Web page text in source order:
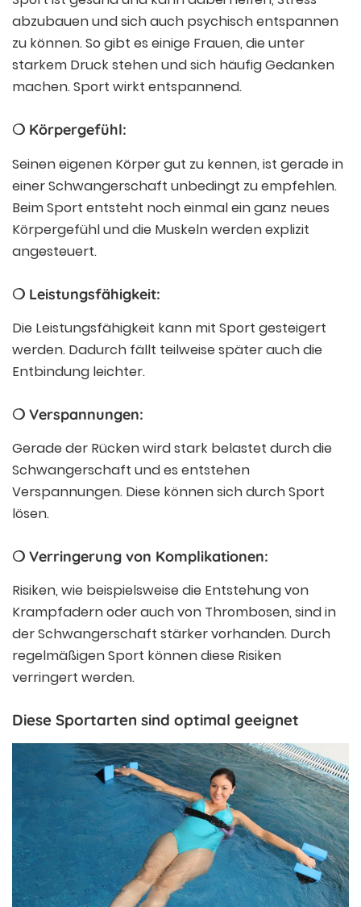
abzubauen und sich auch psychisch entspannen
zu können. So gibt es einige Frauen, die unter
starkem Druck stehen und sich häufig Gedanken
machen. Sport wirkt entspannend.
❍ Körpergefühl:
Seinen eigenen Körper gut zu kennen, ist gerade in
einer Schwangerschaft unbedingt zu empfehlen.
Beim Sport entsteht noch einmal ein ganz neues
Körpergefühl und die Muskeln werden explizit
angesteuert.
❍ Leistungsfähigkeit:
Die Leistungsfähigkeit kann mit Sport gesteigert
werden. Dadurch fällt teilweise später auch die
Entbindung leichter.
❍ Verspannungen:
Gerade der Rücken wird stark belastet durch die
Schwangerschaft und es entstehen
Verspannungen. Diese können sich durch Sport
lösen.
❍ Verringerung von Komplikationen:
Risiken, wie beispielsweise die Entstehung von
Krampfadern oder auch von Thrombosen, sind in
der Schwangerschaft stärker vorhanden. Durch
regelmäßigen Sport können diese Risiken
verringert werden.
Diese Sportarten sind optimal geeignet